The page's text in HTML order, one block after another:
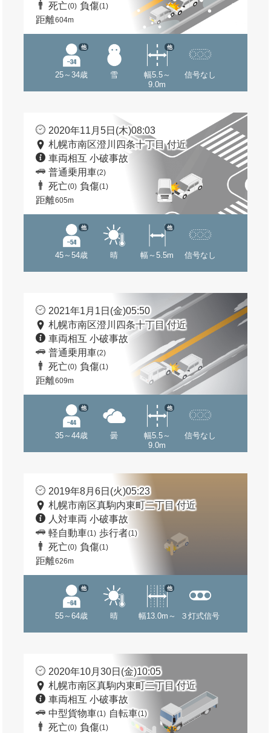
死亡(0) 負傷(1)
距離604m
25～34歳
他
雪
幅5.5～
9.0m
他
信号なし
2020年11月5日(木)08:03
札幌市南区澄川四条十丁目 付近
車両相互 小破事故
普通乗用車(2)
死亡(0) 負傷(1)
距離605m
45～54歳
他
晴 幅～5.5m
他
信号なし
2021年1月1日(金)05:50
札幌市南区澄川四条十丁目 付近
車両相互 小破事故
普通乗用車(2)
死亡(0) 負傷(1)
距離609m
35～44歳
他
曇
幅5.5～
9.0m
他
信号なし
2019年8月6日(火)05:23
札幌市南区真駒内東町二丁目 付近
人対車両 小破事故
軽自動車(1) 歩行者(1)
死亡(0) 負傷(1)
距離626m
55～64歳
他
晴 幅13.0m～
他
３灯式信号
2020年10月30日(金)10:05
札幌市南区真駒内東町二丁目 付近
車両相互 小破事故
中型貨物車(1) 自転車(1)
死亡(0) 負傷(1)